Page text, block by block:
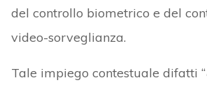
del controllo biometrico e del
video-sorveglianza.
Tale impiego contestuale difatti “